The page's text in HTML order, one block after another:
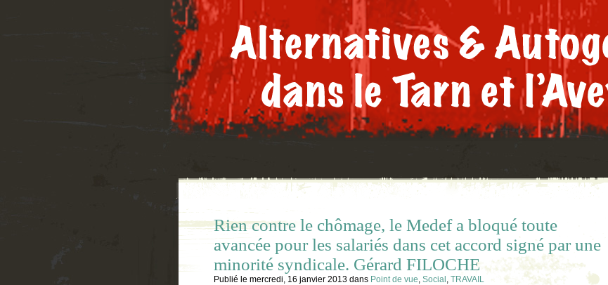
Rien contre le chômage, le Medef a bloqué toute
avancée pour les salariés dans cet accord signé par une
minorité syndicale. Gérard FILOCHE
Publié le mercredi, 16 janvier 2013 dans Point de vue, Social , TRAVAIL